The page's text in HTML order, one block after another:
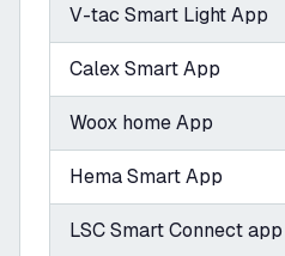
V-tac Smart Light App
Calex Smart App
Woox home App
Hema Smart App
LSC Smart Connect app